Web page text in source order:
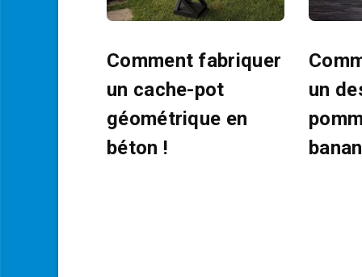
Comment fabriquer
un cache-pot
géométrique en
béton !
un